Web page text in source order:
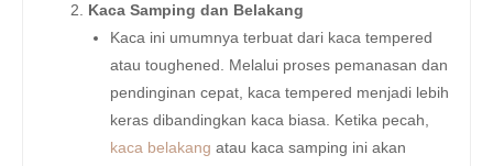
Kaca Samping dan Belakang
Kaca ini umumnya terbuat dari kaca tempered
atau toughened. Melalui proses pemanasan dan
pendinginan cepat, kaca tempered menjadi lebih
keras dibandingkan kaca biasa. Ketika pecah,
kaca belakang atau kaca samping ini akan